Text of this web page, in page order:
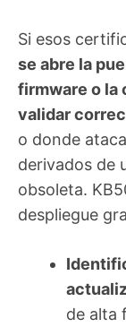
Si esos
se abre la
firmware o la
validar
o donde
derivados de
obsoleta.
despliegue
de alta